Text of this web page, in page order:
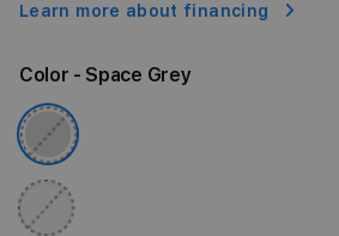
Learn more about financing
Color - Space Grey